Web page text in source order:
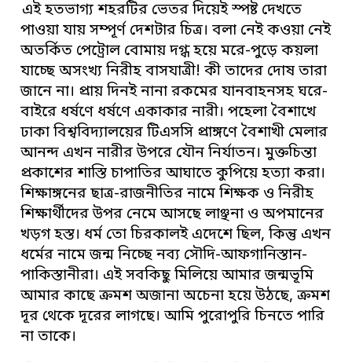
এই হতভাগ্য শহরটির ভেতর দিয়েই স্পষ্ট দেখতে
পাওয়া যায় সম্পূর্ণ দেশটার চিত্র। বলা নেই কওয়া নেই
অতর্কিত পেট্রোল বোমায় দগ্ধ হয়ে মরে-পুড়ে কয়লা
যাচ্ছে অসংখ্য নিরীহ বাসযাত্রী! কী তাদের দোষ তারা
জানে না। প্রায় দিনই নানা রকমের যানবাহনসহ ঘরে-
বাইরে ধর্ষণে ধর্ষণে একাকার নারী। পহেলা বৈশাখে
ঢাকা বিশ্ববিদ্যালয়ের টিএসসি প্রাঙ্গণে বৈশাখী মেলার
আনন্দ এখন নারীর উপরে যৌন নির্যাতন। মুক্তচিন্তা
প্রকাশের শাস্তি চাপাতির আঘাতে কুপিয়ে হত্যা করা।
শিক্ষাঙ্গনের ছাত্র-রাজনীতির নামে শিক্ষক ও নিরীহ
শিক্ষার্থীদের উপর নেমে আসছে লাঞ্ছনা ও অপমানের
খড়গ হস্ত। ধর্ম তো চিরকালই এদেশে ছিল, কিন্তু এখন
ধর্মের নামে জন্ম নিচ্ছে নব্য সৌদি-আফগানিস্তান-
পাকিস্তানীরা। এই সবকিছু মিলিয়ে আমার জন্মভূমি
আমার কাছে ক্রমশ অজানা অচেনা হয়ে উঠছে, ক্রমশ
দূর থেকে দূরের লাগছে। আমি পুরোপুরি চিনতে পারি
না তাকে।